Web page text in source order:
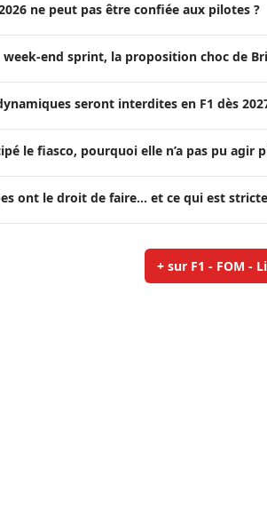
ne peut pas être confiée aux pilotes ?
week-end sprint, la proposition choc de
seront interdites en F1 dès
le fiasco, pourquoi elle n’a pas pu agir
ont le droit de faire... et ce qui est
+ sur F1 - FOM -